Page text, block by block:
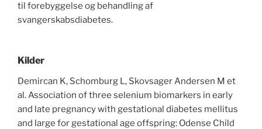
til forebyggelse og behandling af
svangerskabsdiabetes.
Kilder
Demircan K, Schomburg L, Skovsager Andersen M et
al. Association of three selenium biomarkers in early
and late pregnancy with gestational diabetes mellitus
and large for gestational age offspring: Odense Child